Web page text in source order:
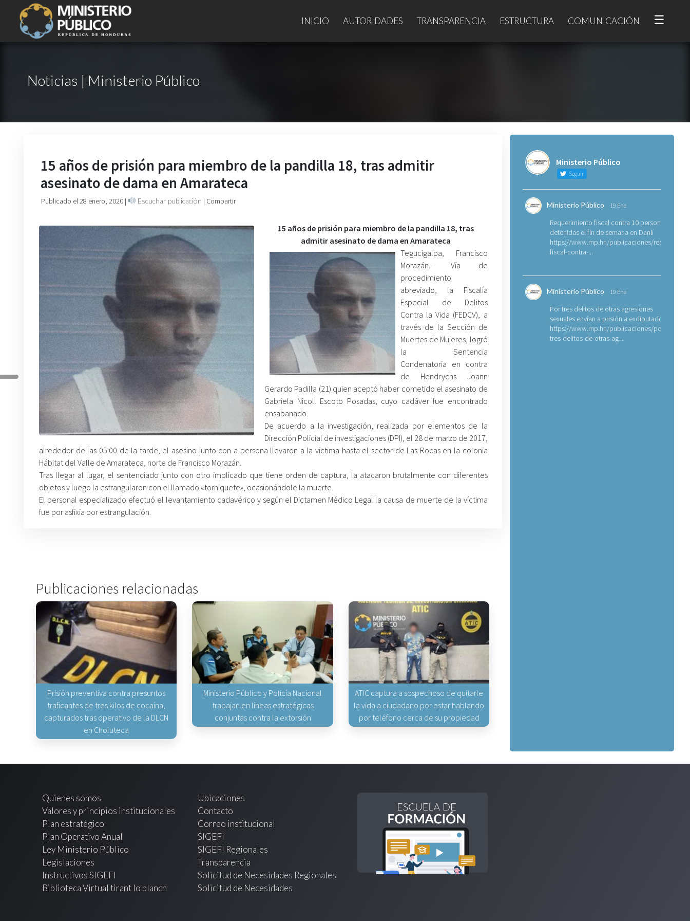
INICIO AUTORIDADES TRANSPARENCIA ESTRUCTURA COMUNICACIÓN ☰
Noticias | Ministerio Público
15 años de prisión para miembro de la pandilla 18, tras admitir
asesinato de dama en Amarateca
Publicado el 28 enero, 2020 | Escuchar publicación | Compartir
15 años de prisión para miembro de la pandilla 18, tras
admitir asesinato de dama en Amarateca
Tegucigalpa, Francisco
Morazán.- Vía de
procedimiento
abreviado, la Fiscalía
Especial de Delitos
Contra la Vida (FEDCV), a
través de la Sección de
Muertes de Mujeres, logró
la Sentencia
Condenatoria en contra
de Hendrychs Joann
Gerardo Padilla (21) quien aceptó haber cometido el asesinato de
Gabriela Nicoll Escoto Posadas, cuyo cadáver fue encontrado
ensabanado.
De acuerdo a la investigación, realizada por elementos de la
Dirección Policial de investigaciones (DPI), el 28 de marzo de 2017,
alrededor de las 05:00 de la tarde, el asesino junto con a persona llevaron a la víctima hasta el sector de Las Rocas en la colonia
Hábitat del Valle de Amarateca, norte de Francisco Morazán.
Tras llegar al lugar, el sentenciado junto con otro implicado que tiene orden de captura, la atacaron brutalmente con diferentes
objetos y luego la estrangularon con el llamado «torniquete», ocasionándole la muerte.
El personal especializado efectuó el levantamiento cadavérico y según el Dictamen Médico Legal la causa de muerte de la víctima
fue por asfixia por estrangulación.
Publicaciones relacionadas
Prisión preventiva contra presuntos
traficantes de tres kilos de cocaína,
capturados tras operativo de la DLCN
en Choluteca
Ministerio Público y Policía Nacional
trabajan en líneas estratégicas
conjuntas contra la extorsión
ATIC captura a sospechoso de quitarle
la vida a ciudadano por estar hablando
por teléfono cerca de su propiedad
Ministerio Público
Seguir
Ministerio Público 19 Ene
Requerimiento fiscal contra 10 personas
detenidas el fin de semana en Danlí
https://www.mp.hn/publicaciones/
fiscal-contra-...
Ministerio Público 19 Ene
Por tres delitos de otras agresiones
sexuales envían a prisión a exdiputado
https://www.mp.hn/publicaciones/por-
tres-delitos-de-otras-ag...
Quienes somos
Valores y principios institucionales
Plan estratégico
Plan Operativo Anual
Ley Ministerio Público
Legislaciones
Instructivos SIGEFI
Biblioteca Virtual tirant lo blanch
Ubicaciones
Contacto
Correo institucional
SIGEFI
SIGEFI Regionales
Transparencia
Solicitud de Necesidades Regionales
Solicitud de Necesidades